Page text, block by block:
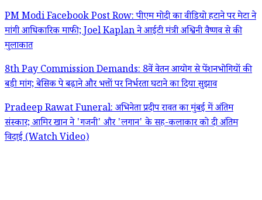
PM Modi Facebook Post Row: पीएम मोदी का वीडियो हटाने पर मेटा ने
मांगी आधिकारिक माफी; Joel Kaplan ने आईटी मंत्री अश्विनी वैष्णव से की
मुलाकात
8th Pay Commission Demands: 8वें वेतन आयोग से पेंशनभोगियों की
बड़ी मांग; बेसिक पे बढ़ाने और भत्तों पर निर्भरता घटाने का दिया सुझाव
Pradeep Rawat Funeral: अभिनेता प्रदीप रावत का मुंबई में अंतिम
संस्कार; आमिर खान ने 'गजनी' और 'लगान' के सह-कलाकार को दी अंतिम
विदाई (Watch Video)